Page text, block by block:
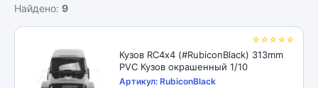
Найдено: 9
☆☆☆☆☆
Кузов RС4x4 (#RubiconBlack) 313mm
PVC Кузов окрашенный 1/10
Артикул: RubiconBlack